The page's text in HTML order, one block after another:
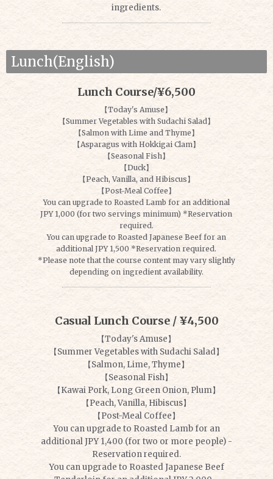
ingredients.
Lunch(English)
Lunch Course/¥6,500
【Today's Amuse】
【Summer Vegetables with Sudachi Salad】
【Salmon with Lime and Thyme】
【Asparagus with Hokkigai Clam】
【Seasonal Fish】
【Duck】
【Peach, Vanilla, and Hibiscus】
【Post-Meal Coffee】
You can upgrade to Roasted Lamb for an additional
JPY 1,000 (for two servings minimum) *Reservation
required.
You can upgrade to Roasted Japanese Beef for an
additional JPY 1,500 *Reservation required.
*Please note that the course content may vary slightly
depending on ingredient availability.
Casual Lunch Course / ¥4,500
【Today's Amuse】
【Summer Vegetables with Sudachi Salad】
【Salmon, Lime, Thyme】
【Seasonal Fish】
【Kawai Pork, Long Green Onion, Plum】
【Peach, Vanilla, Hibiscus】
【Post-Meal Coffee】
You can upgrade to Roasted Lamb for an
additional JPY 1,400 (for two or more people) -
Reservation required.
You can upgrade to Roasted Japanese Beef